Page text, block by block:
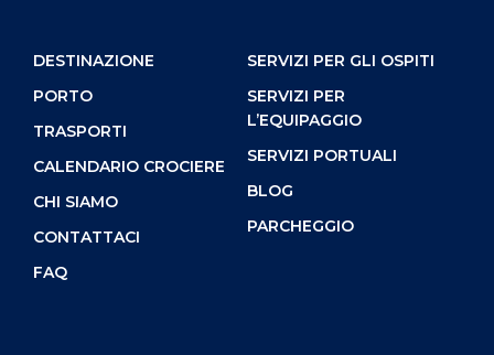
DESTINAZIONE
PORTO
TRASPORTI
CALENDARIO CROCIERE
CHI SIAMO
CONTATTACI
FAQ
SERVIZI PER GLI OSPITI
SERVIZI PER
L’EQUIPAGGIO
SERVIZI PORTUALI
BLOG
PARCHEGGIO